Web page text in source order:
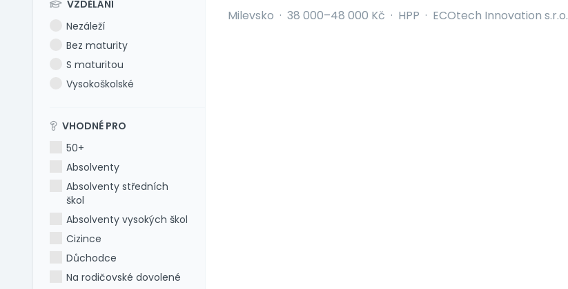
VZDĚLÁNÍ
Nezáleží
Bez maturity
S maturitou
Vysokoškolské
VHODNÉ PRO
50+
Absolventy
Absolventy středních
škol
Absolventy vysokých škol
Cizince
Důchodce
Na rodičovské dovolené
Milevsko · 38 000–48 000 Kč · HPP · ECOtech Innovation s.r.o.